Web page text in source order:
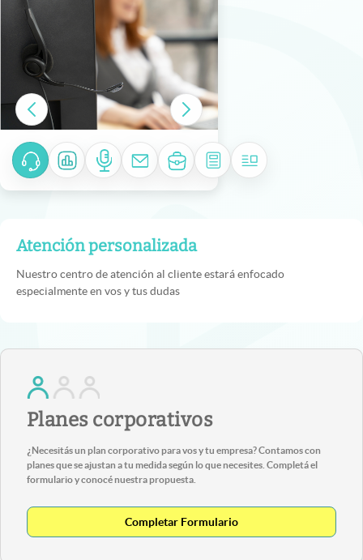
Atención personalizada
Nuestro centro de atención al cliente estará enfocado
especialmente en vos y tus dudas
Planes corporativos
¿Necesitás un plan corporativo para vos y tu empresa? Contamos con
planes que se ajustan a tu medida según lo que necesites. Completá el
formulario y conocé nuestra propuesta.
Completar Formulario